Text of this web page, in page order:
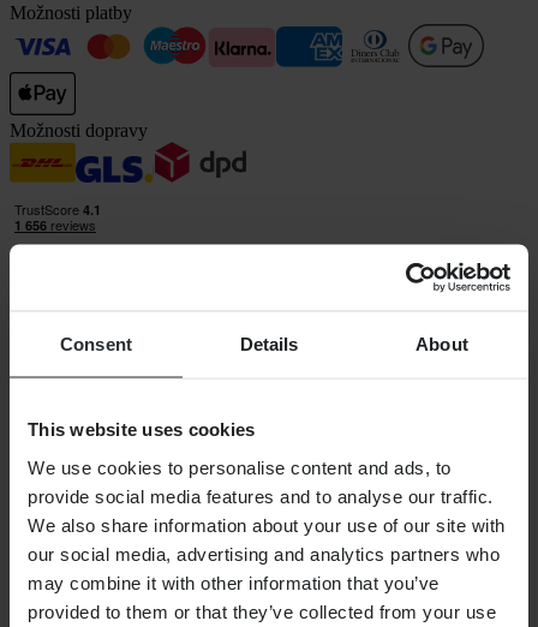
Consent Details About
This website uses cookies
We use cookies to personalise content and ads, to
provide social media features and to analyse our traffic.
We also share information about your use of our site with
our social media, advertising and analytics partners who
may combine it with other information that you’ve
provided to them or that they’ve collected from your use
Možnosti platby
Možnosti dopravy
Registrační číslo společnosti: 556763-1592
Registrační číslo DPH: OSS VAT NO SE556763159201
Nákupy
Obchodní podmínky
Zásady ochrany osobních údajů
Doprava a doručení
Vrácení